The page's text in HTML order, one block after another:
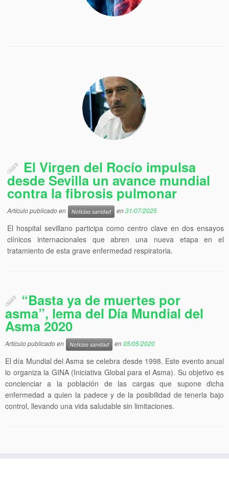
El Virgen del Rocío impulsa
desde Sevilla un avance mundial
contra la fibrosis pulmonar
Artículo publicado en Noticias sanidad en31/07/2025
El hospital sevillano participa como centro clave en dos ensayos
clínicos internacionales que abren una nueva etapa en el
tratamiento de esta grave enfermedad respiratoria.
“Basta ya de muertes por
asma”, lema del Día Mundial del
Asma 2020
Artículo publicado en Noticias sanidad en05/05/2020
El día Mundial del Asma se celebra desde 1998. Este evento anual
lo organiza la GINA (Iniciativa Global para el Asma). Su objetivo es
concienciar a la población de las cargas que supone dicha
enfermedad a quien la padece y de la posibilidad de tenerla bajo
control, llevando una vida saludable sin limitaciones.